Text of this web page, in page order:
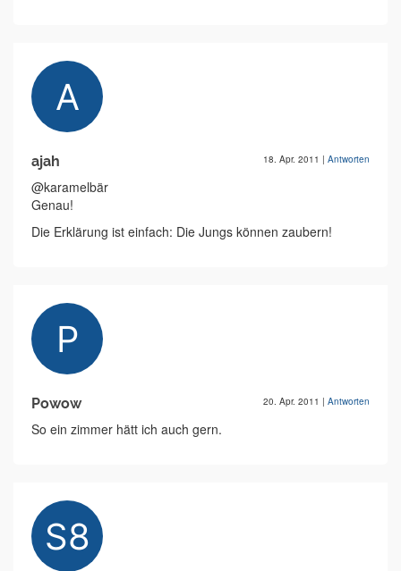
ajah 18. Apr. 2011 | Antworten
@karamelbär
Genau!
Die Erklärung ist einfach: Die Jungs können zaubern!
Powow 20. Apr. 2011 | Antworten
So ein zimmer hätt ich auch gern.